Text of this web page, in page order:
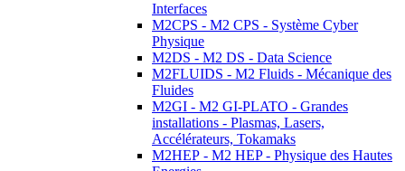
Interfaces
M2CPS - M2 CPS - Système Cyber
Physique
M2DS - M2 DS - Data Science
M2FLUIDS - M2 Fluids - Mécanique des
Fluides
M2GI - M2 GI-PLATO - Grandes
installations - Plasmas, Lasers,
Accélérateurs, Tokamaks
M2HEP - M2 HEP - Physique des Hautes